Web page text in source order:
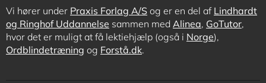
Vi hører under Praxis Forlag A/S og er en del af Lindhardt
og Ringhof Uddannelse sammen med Alinea, GoTutor,
hvor det er muligt at få lektiehjælp (også i Norge),
Ordblindetræning og Forstå.dk.